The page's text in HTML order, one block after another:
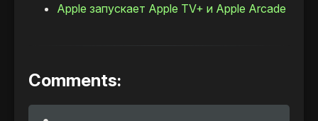
Apple запускает Apple TV+ и Apple Arcade
Comments: